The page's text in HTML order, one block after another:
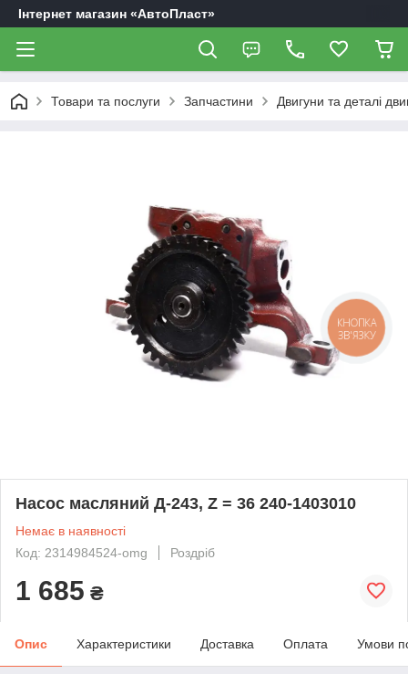
Інтернет магазин «АвтоПласт»
Товари та послуги Запчастини Двигуни та деталі
Насос масляний Д-243, Z = 36 240-1403010
Немає в наявності
Код: 2314984524-omg
Роздріб
1 685 ₴
Опис Характеристики Доставка Оплата Умови
КНОПКА
ЗВ'ЯЗКУ